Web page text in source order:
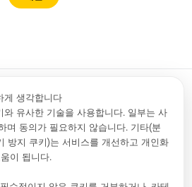
게 생각합니다
와 유사한 기술을 사용합니다. 일부는 사
며 동의가 필요하지 않습니다. 기타(분
방지 쿠키)는 서비스를 개선하고 개인화
이 됩니다.